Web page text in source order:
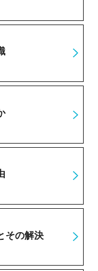
その解決